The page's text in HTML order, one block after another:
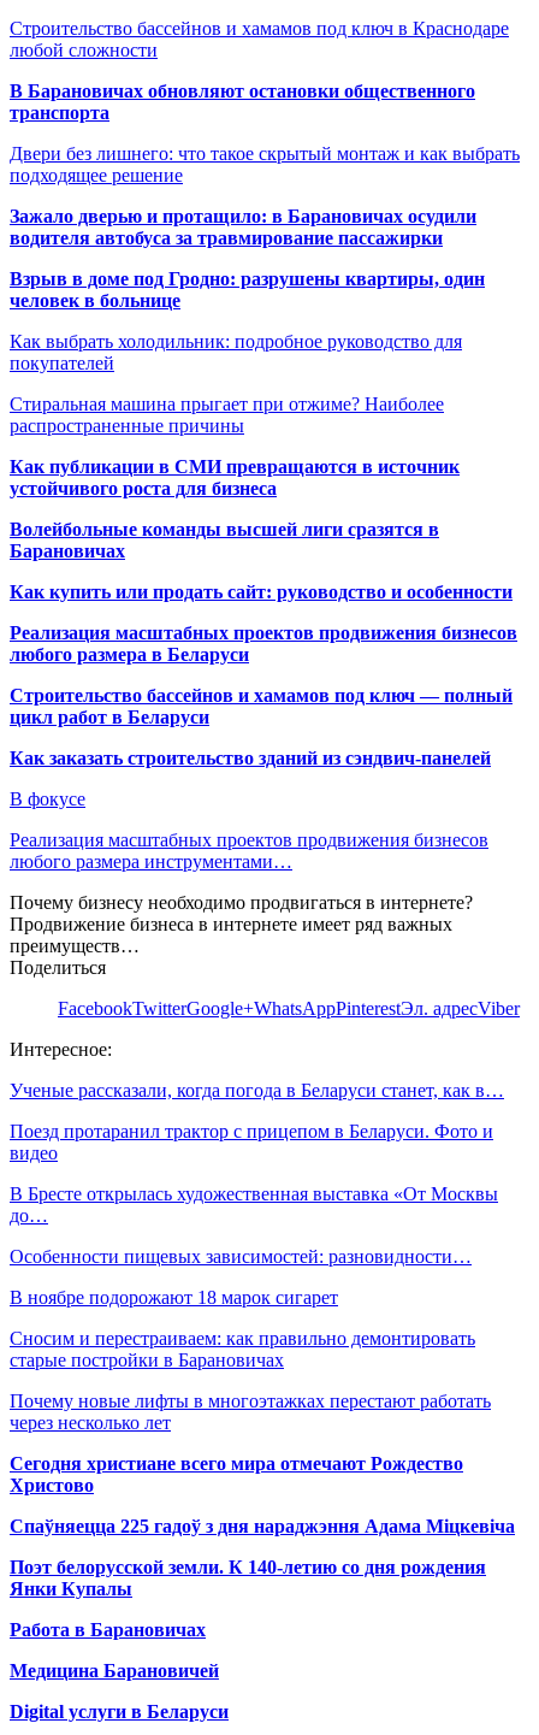
Строительство бассейнов и хамамов под ключ в Краснодаре
любой сложности
В Барановичах обновляют остановки общественного
транспорта
Двери без лишнего: что такое скрытый монтаж и как выбрать
подходящее решение
Зажало дверью и протащило: в Барановичах осудили
водителя автобуса за травмирование пассажирки
Взрыв в доме под Гродно: разрушены квартиры, один
человек в больнице
Как выбрать холодильник: подробное руководство для
покупателей
Стиральная машина прыгает при отжиме? Наиболее
распространенные причины
Как публикации в СМИ превращаются в источник
устойчивого роста для бизнеса
Волейбольные команды высшей лиги сразятся в
Барановичах
Как купить или продать сайт: руководство и особенности
Реализация масштабных проектов продвижения бизнесов
любого размера в Беларуси
Строительство бассейнов и хамамов под ключ — полный
цикл работ в Беларуси
Как заказать строительство зданий из сэндвич-панелей
В фокусе
Реализация масштабных проектов продвижения бизнесов
любого размера инструментами…
Почему бизнесу необходимо продвигаться в интернете?
Продвижение бизнеса в интернете имеет ряд важных
преимуществ…
Поделиться
FacebookTwitterGoogle+WhatsAppPinterestЭл. адресViber
Интересное:
Ученые рассказали, когда погода в Беларуси станет, как в…
Поезд протаранил трактор с прицепом в Беларуси. Фото и
видео
В Бресте открылась художественная выставка «От Москвы
до…
Особенности пищевых зависимостей: разновидности…
В ноябре подорожают 18 марок сигарет
Сносим и перестраиваем: как правильно демонтировать
старые постройки в Барановичах
Почему новые лифты в многоэтажках перестают работать
через несколько лет
Сегодня христиане всего мира отмечают Рождество
Христово
Спаўняецца 225 гадоў з дня нараджэння Адама Міцкевіча
Поэт белорусской земли. К 140-летию со дня рождения
Янки Купалы
Работа в Барановичах
Медицина Барановичей
Digital услуги в Беларуси